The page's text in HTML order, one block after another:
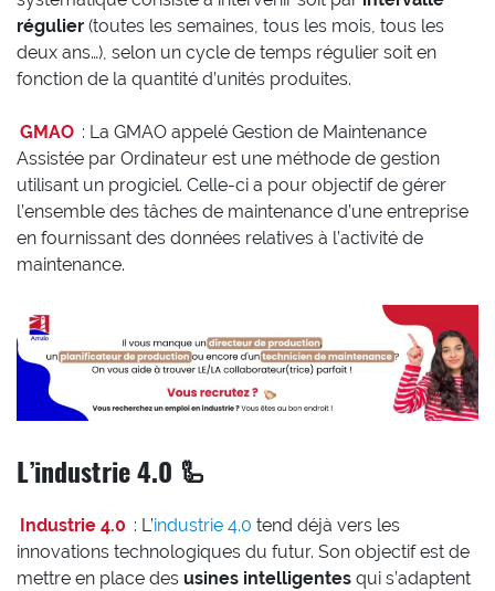
régulier (toutes les semaines, tous les mois, tous les
deux ans…), selon un cycle de temps régulier soit en
fonction de la quantité d’unités produites.
GMAO : La GMAO appelé Gestion de Maintenance
Assistée par Ordinateur est une méthode de gestion
utilisant un progiciel. Celle-ci a pour objectif de gérer
l’ensemble des tâches de maintenance d’une entreprise
en fournissant des données relatives à l’activité de
maintenance.
L’industrie 4.0 🦾
Industrie 4.0 : L’industrie 4.0 tend déjà vers les
innovations technologiques du futur. Son objectif est de
mettre en place des usines intelligentes qui s’adaptent